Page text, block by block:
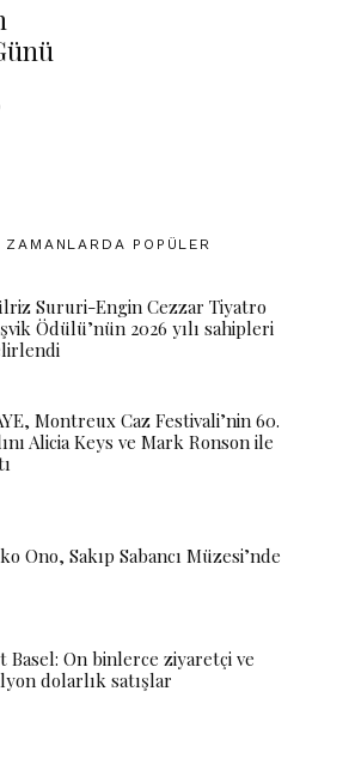
ZAMANLARDA POPÜLER
Sururi-Engin Cezzar Tiyatro
Ödülü’nün 2026 yılı sahipleri
Montreux Caz Festivali’nin 60.
Alicia Keys ve Mark Ronson ile
Ono, Sakıp Sabancı Müzesi’nde
Basel: On binlerce ziyaretçi ve
dolarlık satışlar